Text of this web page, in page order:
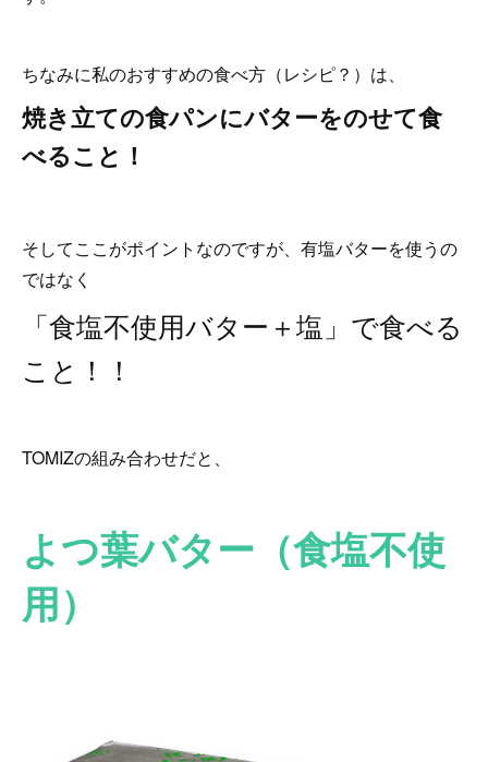
ちなみに私のおすすめの食べ方（レシピ？）は、
焼き立ての食パンにバターをのせて食
べること！
そしてここがポイントなのですが、有塩バターを使うの
ではなく
「食塩不使用バター＋塩」で食べる
こと！！
TOMIZの組み合わせだと、
よつ葉バター（食塩不使
用）